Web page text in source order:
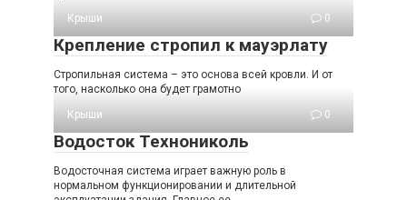
Крыши
0
Крепление стропил к мауэрлату
Стропильная система – это основа всей кровли. И от
того, насколько она будет грамотно
Крыши
0
Водосток Технониколь
Водосточная система играет важную роль в
нормальном функционировании и длительной